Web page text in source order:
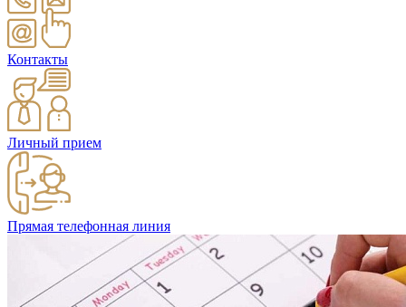
Контакты
Личный прием
Прямая телефонная линия